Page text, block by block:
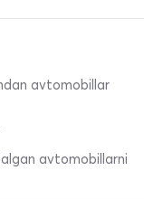
avtomobillar
avtomobillarni